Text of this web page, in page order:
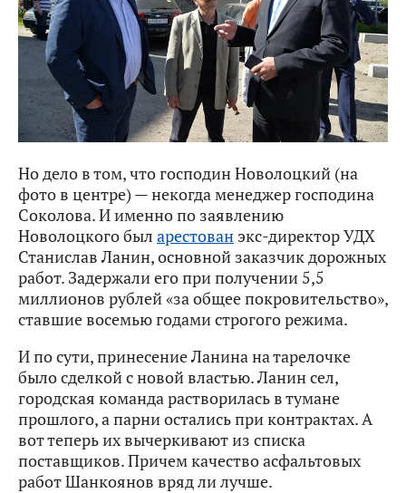
Но дело в том, что господин Новолоцкий (на
фото в центре) — некогда менеджер господина
Соколова. И именно по заявлению
Новолоцкого был арестован экс-директор УДХ
Станислав Ланин, основной заказчик дорожных
работ. Задержали его при получении 5,5
миллионов рублей «за общее покровительство»,
ставшие восемью годами строгого режима.
И по сути, принесение Ланина на тарелочке
было сделкой с новой властью. Ланин сел,
городская команда растворилась в тумане
прошлого, а парни остались при контрактах. А
вот теперь их вычеркивают из списка
поставщиков. Причем качество асфальтовых
работ Шанкоянов вряд ли лучше.